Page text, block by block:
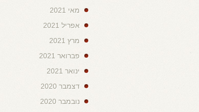
מאי 2021
אפריל 2021
מרץ 2021
פברואר 2021
ינואר 2021
דצמבר 2020
נובמבר 2020